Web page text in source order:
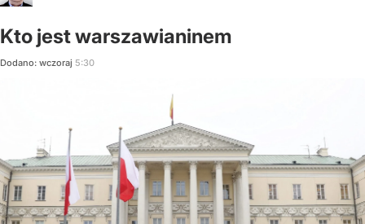
Kto jest warszawianinem
Dodano: wczoraj 5:30